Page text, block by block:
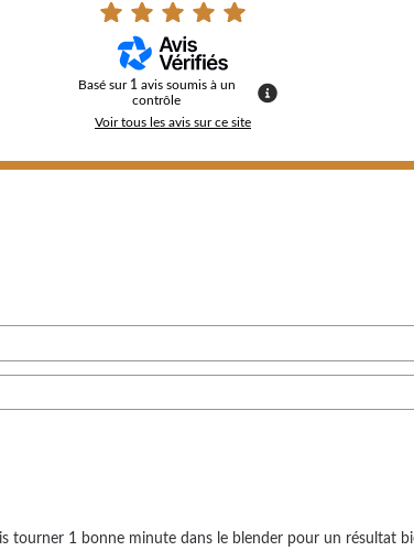
Basé sur 1 avis soumis à un
contrôle
Voir tous les avis sur ce site
tourner 1 bonne minute dans le blender pour un résultat